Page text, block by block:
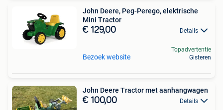
John Deere, Peg-Perego, elektrische
Mini Tractor
€ 129,00 Details
Bezoek website
Topadvertentie
Gisteren
John Deere Tractor met aanhangwagen
€ 100,00 Details